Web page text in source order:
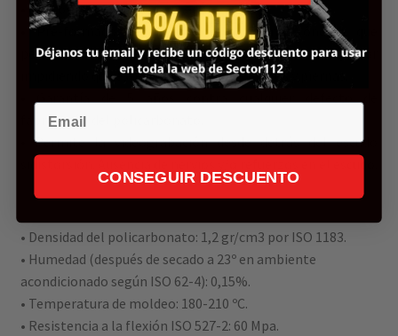
• Cantos redondeados y sin aristas.
• Pre-formado térmicamente a forma cóncava que
permite al agente antidisturbios inmovilizar al agresor
impidiendo que este pueda mover los brazos y piernas.
• Garantía de 5 años contra cualquier defecto de
fabricación del policarbonato.
• Permite la videograbación desde detrás del escudo
sidistorsión. Ausencia de nervios y/o refuerzos en el escudo.
• Densidad del policarbonato: 1,2 gr/cm3 por ISO 1183.
• Humedad (después de secado a 23º en ambiente
acondicionado según ISO 62-4): 0,15%.
• Temperatura de moldeo: 180-210 ºC.
• Resistencia a la flexión ISO 527-2: 60 Mpa.
Email
CONSEGUIR DESCUENTO